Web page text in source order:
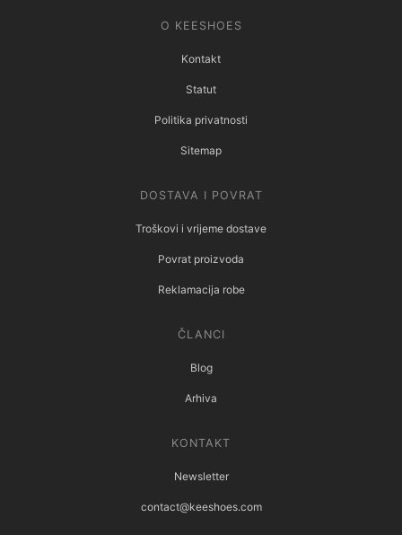
O KEESHOES
Kontakt
Statut
Politika privatnosti
Sitemap
DOSTAVA I POVRAT
Troškovi i vrijeme dostave
Povrat proizvoda
Reklamacija robe
ČLANCI
Blog
Arhiva
KONTAKT
Newsletter
contact@keeshoes.com